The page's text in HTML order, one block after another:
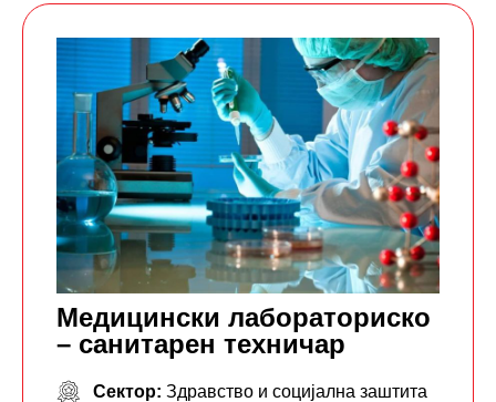
Медицински лабораториско
– санитарен техничар
Сектор: Здравство и социјална заштита